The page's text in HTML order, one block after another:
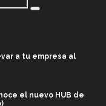
a tu empresa al
el nuevo HUB de